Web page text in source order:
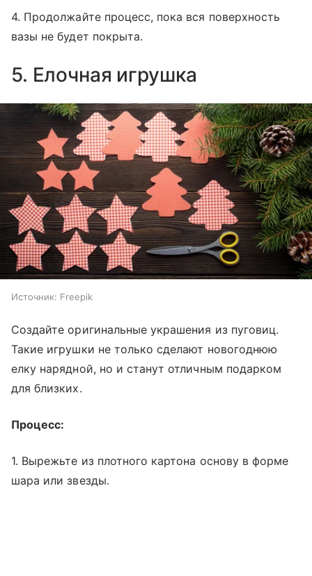
4. Продолжайте процесс, пока вся поверхность
вазы не будет покрыта.
5. Елочная игрушка
Источник: Freepik
Создайте оригинальные украшения из пуговиц.
Такие игрушки не только сделают новогоднюю
елку нарядной, но и станут отличным подарком
для близких.
Процесс:
1. Вырежьте из плотного картона основу в форме
шара или звезды.